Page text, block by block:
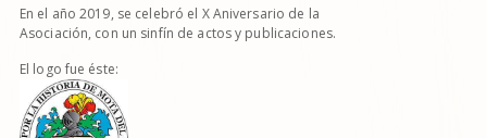
En el año 2019, se celebró el X Aniversario de la
Asociación, con un sinfín de actos y publicaciones.
El logo fue éste: